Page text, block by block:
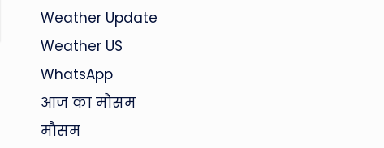
Weather Update
Weather US
WhatsApp
आज का मौसम
मौसम